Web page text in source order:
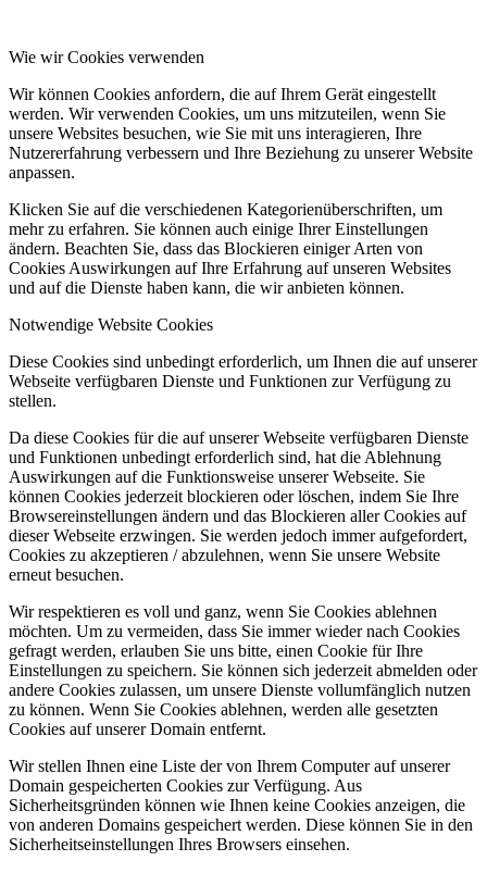
Wie wir Cookies verwenden
Wir können Cookies anfordern, die auf Ihrem Gerät eingestellt
werden. Wir verwenden Cookies, um uns mitzuteilen, wenn Sie
unsere Websites besuchen, wie Sie mit uns interagieren, Ihre
Nutzererfahrung verbessern und Ihre Beziehung zu unserer Website
anpassen.
Klicken Sie auf die verschiedenen Kategorienüberschriften, um
mehr zu erfahren. Sie können auch einige Ihrer Einstellungen
ändern. Beachten Sie, dass das Blockieren einiger Arten von
Cookies Auswirkungen auf Ihre Erfahrung auf unseren Websites
und auf die Dienste haben kann, die wir anbieten können.
Notwendige Website Cookies
Diese Cookies sind unbedingt erforderlich, um Ihnen die auf unserer
Webseite verfügbaren Dienste und Funktionen zur Verfügung zu
stellen.
Da diese Cookies für die auf unserer Webseite verfügbaren Dienste
und Funktionen unbedingt erforderlich sind, hat die Ablehnung
Auswirkungen auf die Funktionsweise unserer Webseite. Sie
können Cookies jederzeit blockieren oder löschen, indem Sie Ihre
Browsereinstellungen ändern und das Blockieren aller Cookies auf
dieser Webseite erzwingen. Sie werden jedoch immer aufgefordert,
Cookies zu akzeptieren / abzulehnen, wenn Sie unsere Website
erneut besuchen.
Wir respektieren es voll und ganz, wenn Sie Cookies ablehnen
möchten. Um zu vermeiden, dass Sie immer wieder nach Cookies
gefragt werden, erlauben Sie uns bitte, einen Cookie für Ihre
Einstellungen zu speichern. Sie können sich jederzeit abmelden oder
andere Cookies zulassen, um unsere Dienste vollumfänglich nutzen
zu können. Wenn Sie Cookies ablehnen, werden alle gesetzten
Cookies auf unserer Domain entfernt.
Wir stellen Ihnen eine Liste der von Ihrem Computer auf unserer
Domain gespeicherten Cookies zur Verfügung. Aus
Sicherheitsgründen können wie Ihnen keine Cookies anzeigen, die
von anderen Domains gespeichert werden. Diese können Sie in den
Sicherheitseinstellungen Ihres Browsers einsehen.